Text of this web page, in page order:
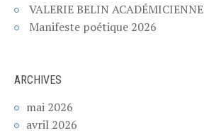
VALERIE BELIN ACADÉMICIENNE
Manifeste poétique 2026
ARCHIVES
mai 2026
avril 2026